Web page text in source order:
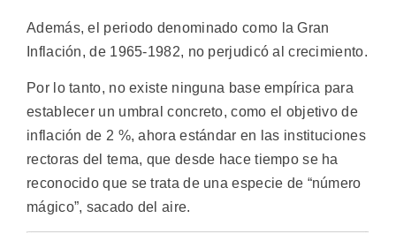
Además, el periodo denominado como la Gran
Inflación, de 1965-1982, no perjudicó al crecimiento.
Por lo tanto, no existe ninguna base empírica para
establecer un umbral concreto, como el objetivo de
inflación de 2 %, ahora estándar en las instituciones
rectoras del tema, que desde hace tiempo se ha
reconocido que se trata de una especie de “número
mágico”, sacado del aire.